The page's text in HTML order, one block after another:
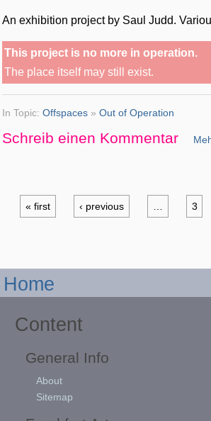
An exhibition project by Saul Judd.
This project is no more in operation.
The place itself may still exist.
In Topic:Offspaces »Out of Operation
Schreib einen Kommentar
« first ‹ previous 3
Home
Content
General Info
About
Sitemap